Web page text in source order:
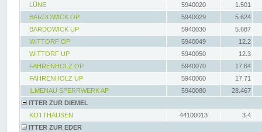
LÜNE
5940020
1.501
BARDOWICK OP
5940029
5.624
BARDOWICK UP
5940030
5.687
WITTORF OP
5940049
12.2
WITTORF UP
5940050
12.3
FAHRENHOLZ OP
5940070
17.64
FAHRENHOLZ UP
5940060
17.71
ILMENAU SPERRWERK AP
5940080
28.467
ITTER ZUR DIEMEL
KOTTHAUSEN
44100013
3.4
ITTER ZUR EDER